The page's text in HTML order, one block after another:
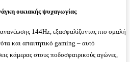
οικιακής ψυχαγωγίας
144Hz, εξασφαλίζοντας πιο ομαλή
και απαιτητικό gaming – αυτό
κάμερας στους ποδοσφαιρικούς αγώνες,